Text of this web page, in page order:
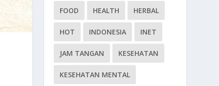
FOOD HEALTH HERBAL
HOT INDONESIA INET
JAM TANGAN KESEHATAN
KESEHATAN MENTAL